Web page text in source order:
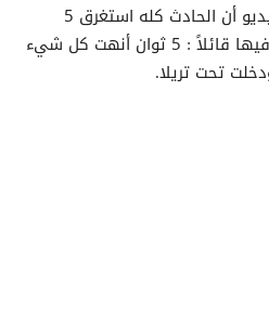
وقال المواطن في مقطع فيديو أن الحادث كله استغرق 5
ثواني بسبب أنه رفع الجوال فيها قائلاً : 5 ثوان أنهت كل شيء